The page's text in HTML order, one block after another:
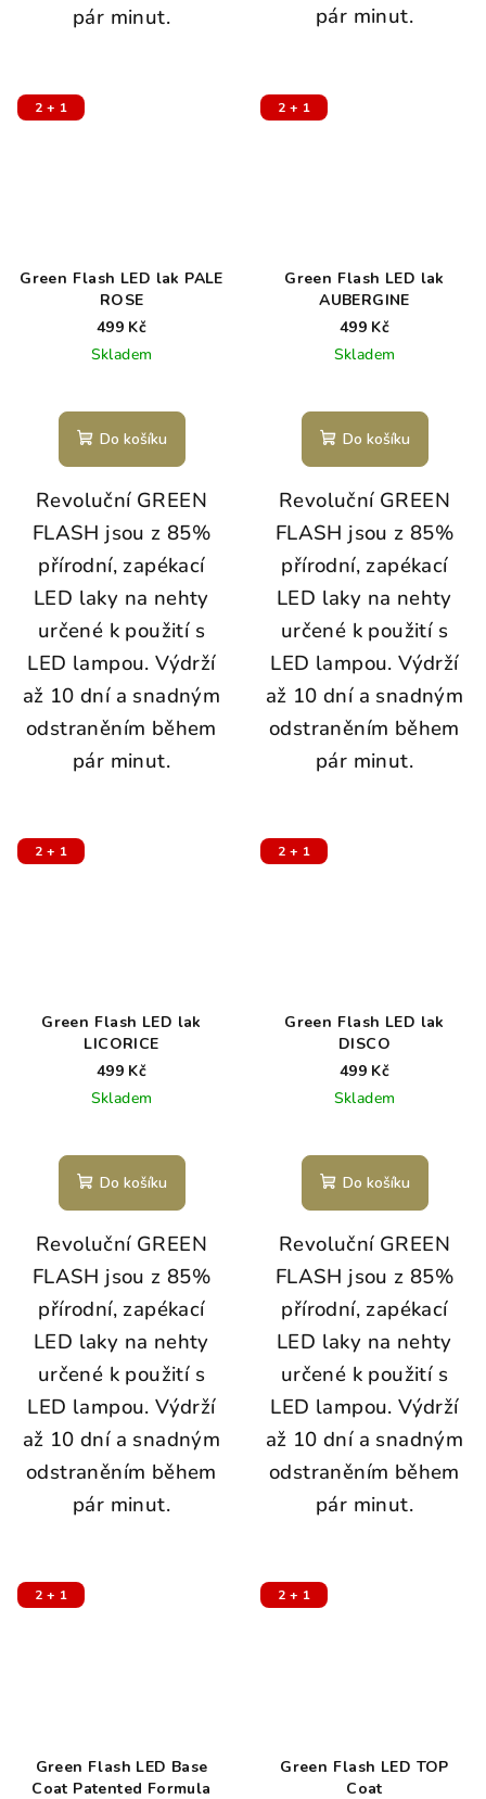
pár minut.
pár minut.
2 + 1
Green Flash LED lak PALE
ROSE
499 Kč
Skladem
Do košíku
Revoluční GREEN
FLASH jsou z 85%
přírodní, zapékací
LED laky na nehty
určené k použití s
LED lampou. Výdrží
až 10 dní a snadným
odstraněním během
pár minut.
2 + 1
Green Flash LED lak
AUBERGINE
499 Kč
Skladem
Do košíku
Revoluční GREEN
FLASH jsou z 85%
přírodní, zapékací
LED laky na nehty
určené k použití s
LED lampou. Výdrží
až 10 dní a snadným
odstraněním během
pár minut.
2 + 1
Green Flash LED lak
LICORICE
499 Kč
Skladem
Do košíku
Revoluční GREEN
FLASH jsou z 85%
přírodní, zapékací
LED laky na nehty
určené k použití s
LED lampou. Výdrží
až 10 dní a snadným
odstraněním během
pár minut.
2 + 1
Green Flash LED lak
DISCO
499 Kč
Skladem
Do košíku
Revoluční GREEN
FLASH jsou z 85%
přírodní, zapékací
LED laky na nehty
určené k použití s
LED lampou. Výdrží
až 10 dní a snadným
odstraněním během
pár minut.
2 + 1
Green Flash LED Base
Coat Patented Formula
2 + 1
Green Flash LED TOP
Coat